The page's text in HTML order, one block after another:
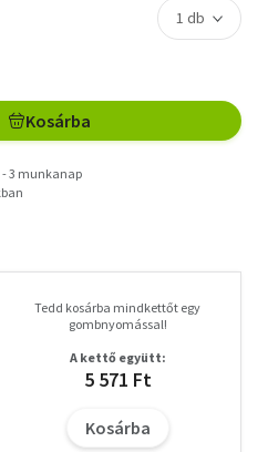
Kosárba
- 3 munkanap
Tedd kosárba mindkettőt egy
gombnyomással!
A kettő együtt:
5 571 Ft
Kosárba